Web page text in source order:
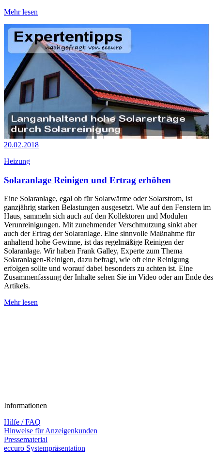
Mehr lesen
20.02.2018
Heizung
Solaranlage Reinigen und Ertrag erhöhen
Eine Solaranlage, egal ob für Solarwärme oder Solarstrom, ist
ganzjährig starken Belastungen ausgesetzt. Wie auf den Fenstern im
Haus, sammeln sich auch auf den Kollektoren und Modulen
Verunreinigungen. Mit zunehmender Verschmutzung sinkt aber
auch der Ertrag der Solaranlage. Eine sinnvolle Maßnahme für
anhaltend hohe Gewinne, ist das regelmäßige Reinigen der
Solaranlage. Wir haben Frank Galley, Experte zum Thema
Solaranlagen-Reinigen, dazu befragt, wie oft eine Reinigung
erfolgen sollte und worauf dabei besonders zu achten ist. Eine
Zusammenfassung der Inhalte sehen Sie im Video oder am Ende des
Artikels.
Mehr lesen
Informationen
Hilfe / FAQ
Hinweise für Anzeigenkunden
Pressematerial
eccuro Systempräsentation